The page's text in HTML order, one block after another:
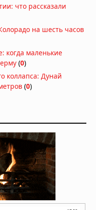
возникла дважды,
Земли
ваш разум и решения
исчезли из-за
связей,
года не станет
заявил учёный
что рассказали
на шесть часов
когда маленькие
(0)
коллапса: Дунай
(0)